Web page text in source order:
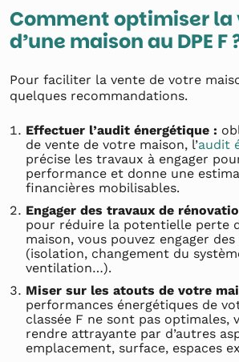
Comment optimiser la
d’une maison au DPE F
Pour faciliter la vente de votre
quelques recommandations.
Effectuer l’audit énergétique :
de vente de votre maison, l’audit
précise les travaux à engager
performance et donne une
financières mobilisables.
Engager des travaux de
pour réduire la potentielle perte
maison, vous pouvez engager
(isolation, changement du
ventilation…).
Miser sur les atouts de votre
performances énergétiques de
classée F ne sont pas optimales,
rendre attrayante par d’autres
emplacement, surface, espaces